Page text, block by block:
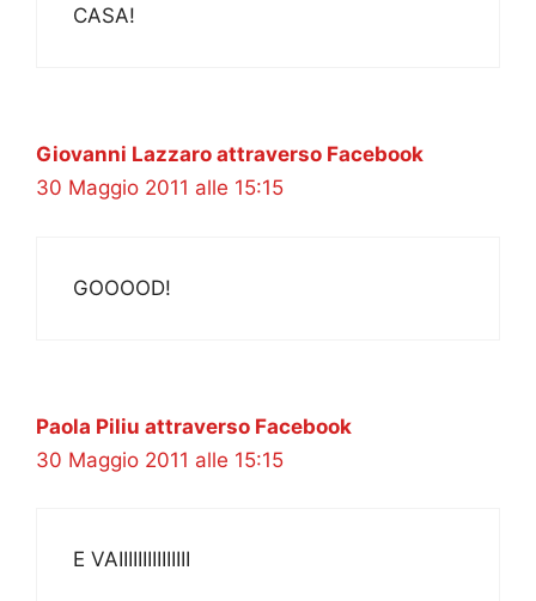
CASA!
Giovanni Lazzaro attraverso Facebook
30 Maggio 2011 alle 15:15
GOOOOD!
Paola Piliu attraverso Facebook
30 Maggio 2011 alle 15:15
E VAIIIIIIIIIIIIIII